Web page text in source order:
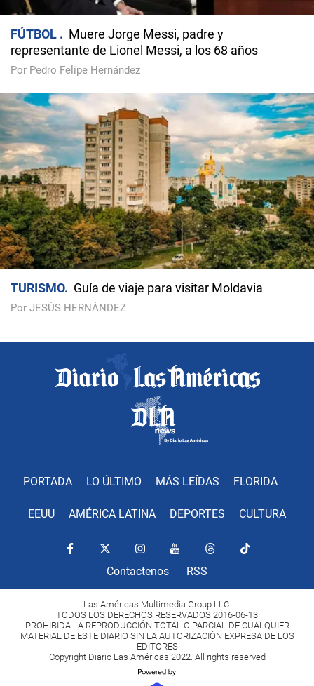
FÚTBOL
Muere Jorge Messi, padre y
representante de Lionel Messi, a los 68 años
Por Pedro Felipe Hernández
TURISMO Guía de viaje para visitar Moldavia
Por JESÚS HERNÁNDEZ
PORTADA LO ÚLTIMO MÁS LEÍDAS FLORIDA
EEUU AMÉRICA LATINA DEPORTES CULTURA
Contactenos RSS
Las Américas Multimedia Group LLC.
TODOS LOS DERECHOS RESERVADOS 2016-06-13
PROHIBIDA LA REPRODUCCIÓN TOTAL O PARCIAL DE CUALQUIER
MATERIAL DE ESTE DIARIO SIN LA AUTORIZACIÓN EXPRESA DE LOS
EDITORES
Copyright Diario Las Américas 2022. All rights reserved